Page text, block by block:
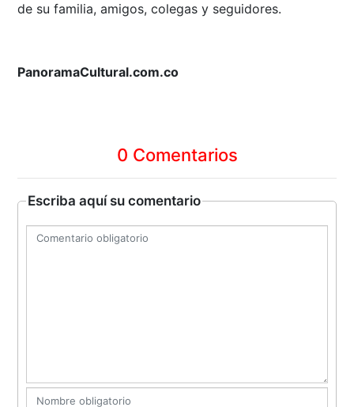
de su familia, amigos, colegas y seguidores.
PanoramaCultural.com.co
0 Comentarios
Escriba aquí su comentario